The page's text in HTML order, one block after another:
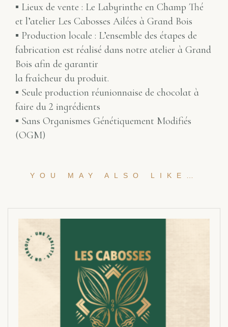
▪ Lieux de vente : Le Labyrinthe en Champ Thé
et l’atelier Les Cabosses Ailées à Grand Bois
▪ Production locale : L’ensemble des étapes de
fabrication est réalisé dans notre atelier à Grand
Bois afin de garantir
la fraîcheur du produit.
▪ Seule production réunionnaise de chocolat à
faire du 2 ingrédients
▪ Sans Organismes Génétiquement Modifiés
(OGM)
YOU MAY ALSO LIKE…